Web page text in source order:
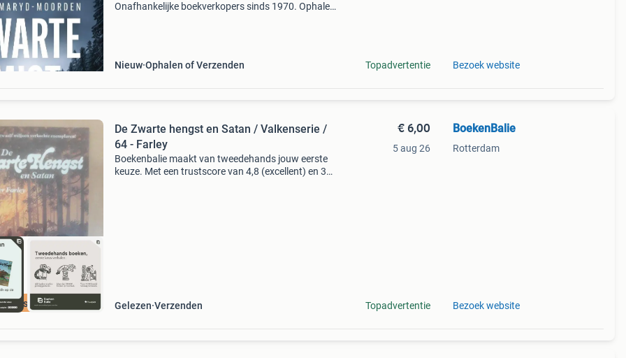
Onafhankelijke boekverkopers sinds 1970. Ophalen
Nieuw Ophalen of Verzenden Topadvertentie Bezoek website
prijs
De Zwarte hengst en Satan / Valkenserie /
64 - Farley
Boekenbalie maakt van tweedehands jouw eerste
keuze. Met een trustscore van 4,8 (excellent) en 30
Gelezen Verzenden
€ 6,00
5 aug 26
Topadvertentie
BoekenBalie
Rotterdam
Bezoek website